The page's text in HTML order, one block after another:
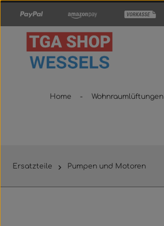
Hauptinhalt springen
Zur Hauptnavigation springen
Home Wohnraumlüftungen
Ersatzteile Pumpen und Motoren